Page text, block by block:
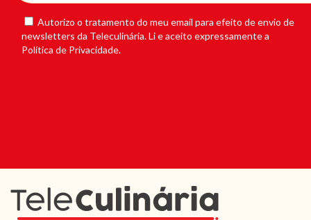
Autorizo o tratamento do meu email para efeito de envio de
newsletters da Teleculinária. Li e aceito expressamente a
Política de Privacidade.